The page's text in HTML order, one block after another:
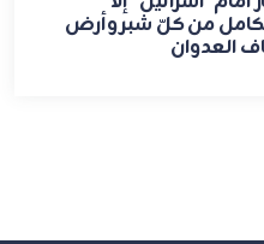
من كلّ شبر وأرض
العدوان